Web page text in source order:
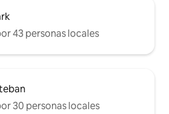
43 personas locales
30 personas locales